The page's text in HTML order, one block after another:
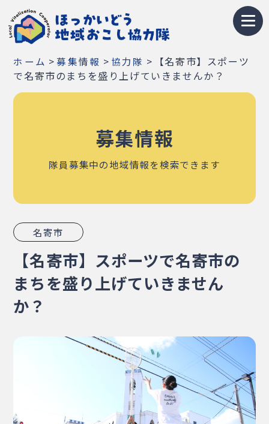
トップページ
地域おこし協力隊とは
イベント・研修会
地域紹介
Q&A
・相談窓口・お問合せ ・リンク集
・プライバシーポリシー
ホーム > 募集情報 > 協力隊 > 【名寄市】スポーツ
で名寄市のまちを盛り上げていきませんか？
募集情報
隊員募集中の地域情報を検索できます
名寄市
【名寄市】スポーツで名寄市の
まちを盛り上げていきません
か？